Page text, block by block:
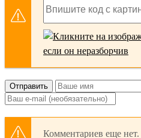
Отправить
Комментариев еще